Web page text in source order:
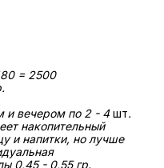
= 2500
и вечером по 2 - 4шт.
накопительный
и напитки, но лучше
0,45 - 0,55 гр.